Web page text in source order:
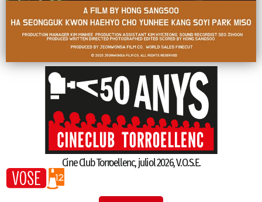
Cine Club Torroellenc,juliol 2026,V.O.S.E.